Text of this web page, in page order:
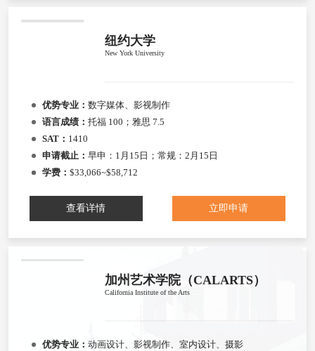
纽约大学
New York University
优势专业： 数字媒体、影视制作
语言成绩： 托福 100；雅思 7.5
SAT： 1410
申请截止： 早申：1月15日；常规：2月15日
学费： $33,066~$58,712
查看详情 立即申请
加州艺术学院（CALARTS）
California Institute of the Arts
优势专业： 动画设计、影视制作、室内设计、摄影